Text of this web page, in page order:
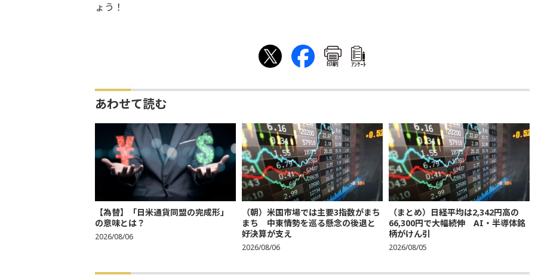
ょう！
印刷 ｱﾝｹｰﾄ
あわせて読む
【為替】「日米通貨同盟の完成形」
の意味とは？
2026/08/06
（朝）米国市場では主要3指数がまち
まち 中東情勢を巡る懸念の後退と
好決算が支え
2026/08/06
（まとめ）日経平均は2,342円高の
66,300円で大幅続伸 AI・半導体銘
柄がけん引
2026/08/05